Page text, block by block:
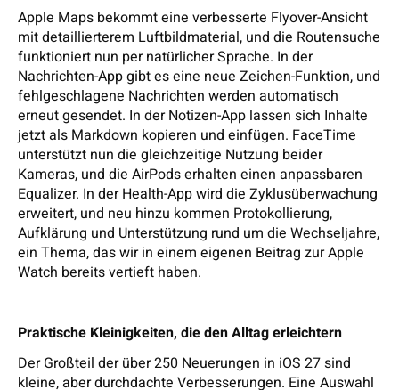
Apple Maps bekommt eine verbesserte Flyover-Ansicht
mit detaillierterem Luftbildmaterial, und die Routensuche
funktioniert nun per natürlicher Sprache. In der
Nachrichten-App gibt es eine neue Zeichen-Funktion, und
fehlgeschlagene Nachrichten werden automatisch
erneut gesendet. In der Notizen-App lassen sich Inhalte
jetzt als Markdown kopieren und einfügen. FaceTime
unterstützt nun die gleichzeitige Nutzung beider
Kameras, und die AirPods erhalten einen anpassbaren
Equalizer. In der Health-App wird die Zyklusüberwachung
erweitert, und neu hinzu kommen Protokollierung,
Aufklärung und Unterstützung rund um die Wechseljahre,
ein Thema, das wir in einem eigenen Beitrag zur Apple
Watch bereits vertieft haben.
Praktische Kleinigkeiten, die den Alltag erleichtern
Der Großteil der über 250 Neuerungen in iOS 27 sind
kleine, aber durchdachte Verbesserungen. Eine Auswahl